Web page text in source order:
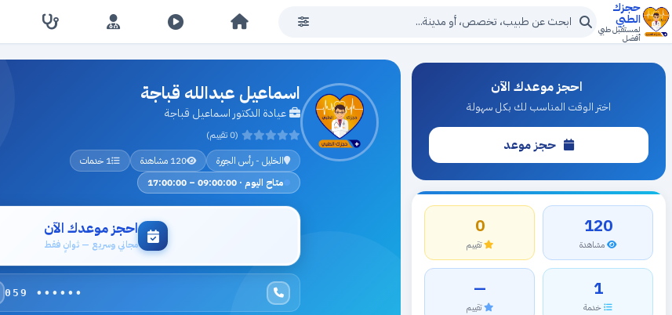
حجزك
الطبي
لمستقبل طبي
أفضل
احجز موعدك الآن
اختر الوقت المناسب لك بكل سهولة
حجز موعد
120
مشاهدة
0
تقييم
1
خدمة
—
تقييم
اسماعيل عبدالله قباجة
عيادة الدكتور اسماعيل قباجة
(0 تقييم)
الخليل - رأس الجورة
120 مشاهدة
1 خدمات
متاح اليوم · 09:00:00 – 17:00:00
احجز موعدك الآن
مجاني وسريع — ثوانٍ فقط
059 ••••••